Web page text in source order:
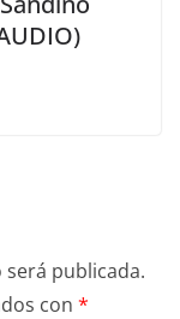
publicada.
con *